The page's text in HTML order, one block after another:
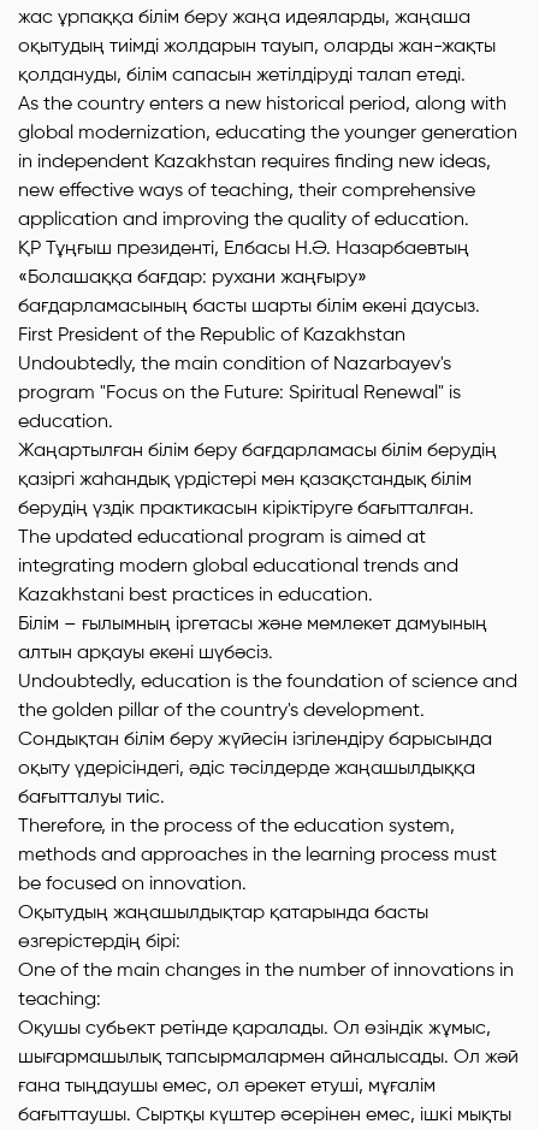
жас ұрпаққа білім беру жаңа идеяларды, жаңаша
оқытудың тиімді жолдарын тауып, оларды жан-жақты
қолдануды, білім сапасын жетілдіруді талап етеді.
As the country enters a new historical period, along with
global modernization, educating the younger generation
in independent Kazakhstan requires finding new ideas,
new effective ways of teaching, their comprehensive
application and improving the quality of education.
ҚР Тұңғыш президенті, Елбасы Н.Ә. Назарбаевтың
«Болашаққа бағдар: рухани жаңғыру»
бағдарламасының басты шарты білім екені даусыз.
First President of the Republic of Kazakhstan
Undoubtedly, the main condition of Nazarbayev's
program "Focus on the Future: Spiritual Renewal" is
education.
Жаңартылған білім беру бағдарламасы білім берудің
қазіргі жаһандық үрдістері мен қазақстандық білім
берудің үздік практикасын кіріктіруге бағытталған.
The updated educational program is aimed at
integrating modern global educational trends and
Kazakhstani best practices in education.
Білім – ғылымның іргетасы және мемлекет дамуының
алтын арқауы екені шүбәсіз.
Undoubtedly, education is the foundation of science and
the golden pillar of the country's development.
Сондықтан білім беру жүйесін ізгілендіру барысында
оқыту үдерісіндегі, әдіс тәсілдерде жаңашылдыққа
бағытталуы тиіс.
Therefore, in the process of the education system,
methods and approaches in the learning process must
be focused on innovation.
Оқытудың жаңашылдықтар қатарында басты
өзгерістердің бірі:
One of the main changes in the number of innovations in
teaching:
Оқушы субьект ретінде қаралады. Ол өзіндік жұмыс,
шығармашылық тапсырмалармен айналысады. Ол жәй
ғана тыңдаушы емес, ол әрекет етуші, мұғалім
бағыттаушы. Сыртқы күштер әсерінен емес, ішкі мықты